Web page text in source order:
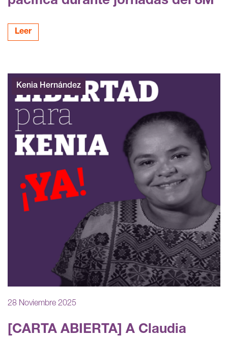
Leer
28 Noviembre 2025
[CARTA ABIERTA] A Claudia
Kenia Hernández